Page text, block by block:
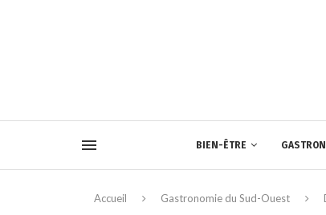
BIEN-ÊTRE
Accueil Gastronomie du Sud-Ouest